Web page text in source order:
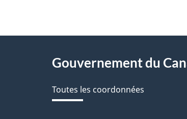
AboutGouvernement du
Toutes les coordonnées